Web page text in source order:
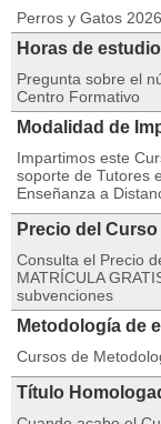
Perros y Gatos 2026
Horas de estudio
Pregunta sobre el
Centro Formativo
Modalidad de
Impartimos este
soporte de Tutores
Enseñanza a
Precio del Curso
Consulta el Precio
MATRÍCULA
subvenciones
Metodología de
Cursos de
Título